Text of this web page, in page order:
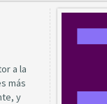
a la
más
y